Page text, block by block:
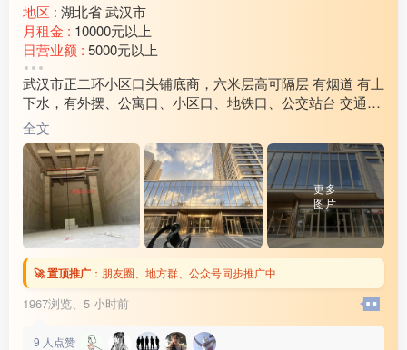
地区 : 湖北省 武汉市
月租金 : 10000元以上
日营业额 : 5000元以上
转让费 :
周边环境 :学校 小区 车站 市场
店内设施 :水电 燃气 齐全
武汉市正二环小区口头铺底商，六米层高可隔层 有烟道 有上
下水，有外摆、公寓口、小区口、地铁口、公交站台 交通便
利周边超3000户养活九间铺子。二层健身、棋牌、会所等业
态汇聚人流
全文
更多
图片
🚀 置顶推广 ： 朋友圈、地方群、公众号同步推广中
1967浏览、 5 小时前
9 人点赞